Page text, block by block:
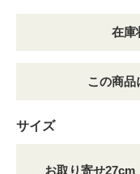
在庫
この商品
サイズ
お取り寄せ27cm